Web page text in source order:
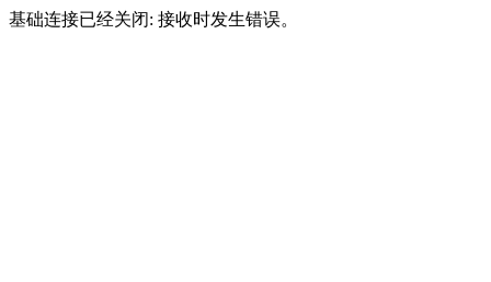
基础连接已经关闭: 接收时发生错误。